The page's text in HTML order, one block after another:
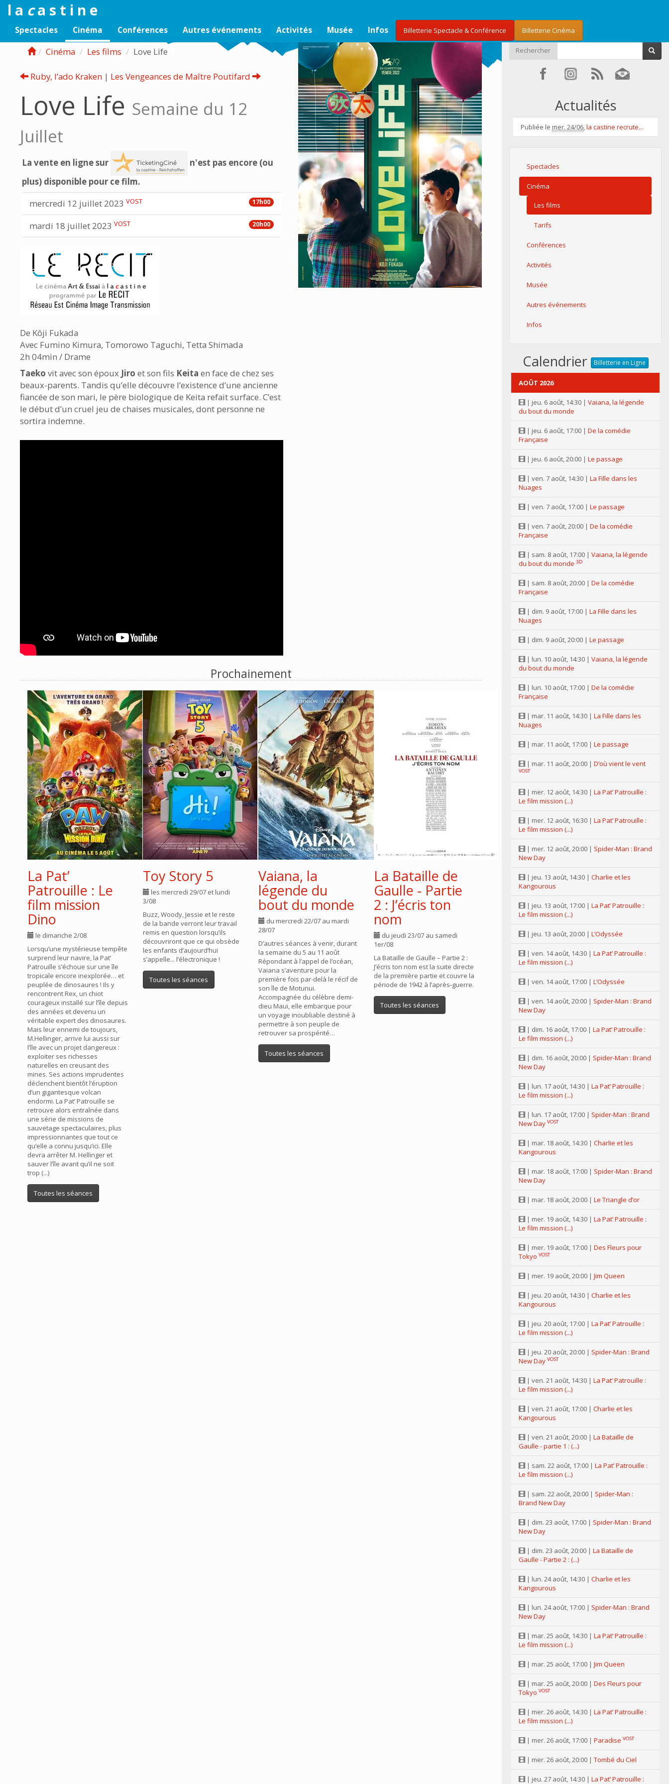
l a ca s t i n e
Spectacles Cinéma Conférences Autres événements Activités Musée Infos Billetterie Spectacle & Conférence Billetterie Cinéma
Cinéma Les films Love Life
Ruby, l’ado Kraken | Les Vengeances de Maître Poutifard
Love Life Semaine du 12
Juillet
La vente en ligne sur
n'est pas encore (ou
plus) disponible pour ce film.
17h00
mercredi 12 juillet 2023 VOST
20h00
mardi 18 juillet 2023 VOST
De Kôji Fukada
Avec Fumino Kimura, Tomorowo Taguchi, Tetta Shimada
2h 04min / Drame
Taeko vit avec son époux Jiro et son fils Keita en face de chez ses
beaux-parents. Tandis qu’elle découvre l’existence d’une ancienne
fiancée de son mari, le père biologique de Keita refait surface. C’est
le début d’un cruel jeu de chaises musicales, dont personne ne
sortira indemne.
Prochainement
La Pat’
Patrouille : Le
film mission
Dino
le dimanche 2/08
Lorsqu’une mystérieuse tempête
surprend leur navire, la Pat’
Patrouille s’échoue sur une île
tropicale encore inexplorée… et
peuplée de dinosaures ! Ils y
rencontrent Rex, un chiot
courageux installé sur l’île depuis
des années et devenu un
véritable expert des dinosaures.
Mais leur ennemi de toujours,
M.Hellinger, arrive lui aussi sur
l’île avec un projet dangereux :
exploiter ses richesses
naturelles en creusant des
mines. Ses actions imprudentes
déclenchent bientôt l’éruption
d’un gigantesque volcan
endormi. La Pat’ Patrouille se
retrouve alors entraînée dans
une série de missions de
sauvetage spectaculaires, plus
impressionnantes que tout ce
qu’elle a connu jusqu’ici. Elle
devra arrêter M. Hellinger et
sauver l’île avant qu’il ne soit
trop (...)
Toutes les séances
Toy Story 5
les mercredi 29/07 et lundi
3/08
Buzz, Woody, Jessie et le reste
de la bande verront leur travail
remis en question lorsqu’ils
découvriront que ce qui obsède
les enfants d’aujourd’hui
s’appelle... l’électronique !
Toutes les séances
Vaiana, la
légende du
bout du monde
du mercredi 22/07 au mardi
28/07
D’autres séances à venir, durant
la semaine du 5 au 11 août
Répondant à l’appel de l’océan,
Vaiana s’aventure pour la
première fois par-delà le récif de
son île de Motunui.
Accompagnée du célèbre demi-
dieu Maui, elle embarque pour
un voyage inoubliable destiné à
permettre à son peuple de
retrouver sa prospérité…
Toutes les séances
La Bataille de
Gaulle - Partie
2 : J’écris ton
nom
du jeudi 23/07 au samedi
1er/08
La Bataille de Gaulle – Partie 2 :
J’écris ton nom est la suite directe
de la première partie et couvre la
période de 1942 à l’après-guerre.
Toutes les séances
Rechercher
Actualités
Publiée le mer. 24/06,la castine recrute...
Spectacles
Cinéma
Les films
Tarifs
Conférences
Activités
Musée
Autres événements
Infos
Calendrier Billetterie en Ligne
AOÛT 2026
| jeu. 6 août, 14:30 | Vaiana, la légende
du bout du monde
| jeu. 6 août, 17:00 | De la comédie
Française
| jeu. 6 août, 20:00 | Le passage
| ven. 7 août, 14:30 | La Fille dans les
Nuages
| ven. 7 août, 17:00 | Le passage
| ven. 7 août, 20:00 | De la comédie
Française
| sam. 8 août, 17:00 | Vaiana, la légende
du bout du monde 3D
| sam. 8 août, 20:00 | De la comédie
Française
| dim. 9 août, 17:00 | La Fille dans les
Nuages
| dim. 9 août, 20:00 | Le passage
| lun. 10 août, 14:30 | Vaiana, la légende
du bout du monde
| lun. 10 août, 17:00 | De la comédie
Française
| mar. 11 août, 14:30 | La Fille dans les
Nuages
| mar. 11 août, 17:00 | Le passage
| mar. 11 août, 20:00 | D’où vient le vent
VOST
| mer. 12 août, 14:30 | La Pat’ Patrouille :
Le film mission (...)
| mer. 12 août, 16:30 | La Pat’ Patrouille :
Le film mission (...)
| mer. 12 août, 20:00 | Spider-Man : Brand
New Day
| jeu. 13 août, 14:30 | Charlie et les
Kangourous
| jeu. 13 août, 17:00 | La Pat’ Patrouille :
Le film mission (...)
| jeu. 13 août, 20:00 | L’Odyssée
| ven. 14 août, 14:30 | La Pat’ Patrouille :
Le film mission (...)
| ven. 14 août, 17:00 | L’Odyssée
| ven. 14 août, 20:00 | Spider-Man : Brand
New Day
| dim. 16 août, 17:00 | La Pat’ Patrouille :
Le film mission (...)
| dim. 16 août, 20:00 | Spider-Man : Brand
New Day
| lun. 17 août, 14:30 | La Pat’ Patrouille :
Le film mission (...)
| lun. 17 août, 17:00 | Spider-Man : Brand
New Day VOST
| mar. 18 août, 14:30 | Charlie et les
Kangourous
| mar. 18 août, 17:00 | Spider-Man : Brand
New Day
| mar. 18 août, 20:00 | Le Triangle d’or
| mer. 19 août, 14:30 | La Pat’ Patrouille :
Le film mission (...)
| mer. 19 août, 17:00 | Des Fleurs pour
Tokyo VOST
| mer. 19 août, 20:00 | Jim Queen
| jeu. 20 août, 14:30 | Charlie et les
Kangourous
| jeu. 20 août, 17:00 | La Pat’ Patrouille :
Le film mission (...)
| jeu. 20 août, 20:00 | Spider-Man : Brand
New Day VOST
| ven. 21 août, 14:30 | La Pat’ Patrouille :
Le film mission (...)
| ven. 21 août, 17:00 | Charlie et les
Kangourous
| ven. 21 août, 20:00 | La Bataille de
Gaulle - partie 1 : (...)
| sam. 22 août, 17:00 | La Pat’ Patrouille :
Le film mission (...)
| sam. 22 août, 20:00 | Spider-Man :
Brand New Day
| dim. 23 août, 17:00 | Spider-Man : Brand
New Day
| dim. 23 août, 20:00 | La Bataille de
Gaulle - Partie 2 : (...)
| lun. 24 août, 14:30 | Charlie et les
Kangourous
| lun. 24 août, 17:00 | Spider-Man : Brand
New Day
| mar. 25 août, 14:30 | La Pat’ Patrouille :
Le film mission (...)
| mar. 25 août, 17:00 | Jim Queen
| mar. 25 août, 20:00 | Des Fleurs pour
Tokyo VOST
| mer. 26 août, 14:30 | La Pat’ Patrouille :
Le film mission (...)
| mer. 26 août, 17:00 | Paradise VOST
| mer. 26 août, 20:00 | Tombé du Ciel
| jeu. 27 août, 14:30 | La Pat’ Patrouille :